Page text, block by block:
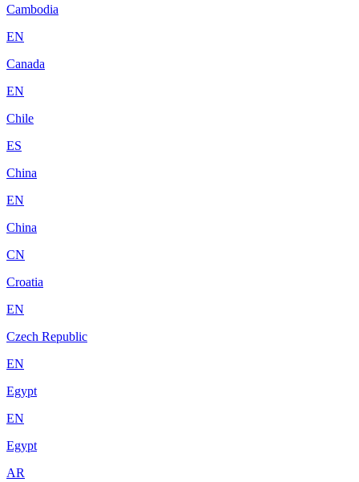
Cambodia
EN
Canada
EN
Chile
ES
China
EN
China
CN
Croatia
EN
Czech Republic
EN
Egypt
EN
Egypt
AR